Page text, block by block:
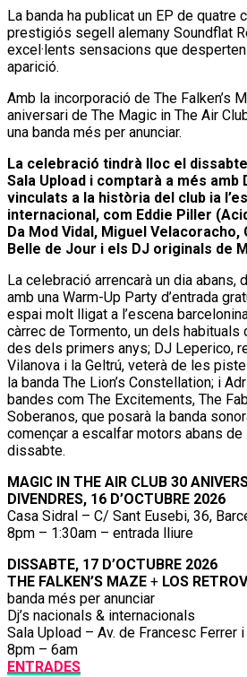
La banda ha publicat un EP de quatre
prestigiós segell alemany Soundflat
excel·lents sensacions que
aparició.
Amb la incorporació de The Falken’s
aniversari de The Magic in The Air
una banda més per anunciar.
La celebració tindrà lloc el
Sala Upload i comptarà a més
vinculats a la història del club ia
internacional, com Eddie Piller
Da Mod Vidal, Miguel
Belle de Jour i els DJ originals de
La celebració arrencarà un dia abans,
amb una Warm-Up Party d’entrada
espai molt lligat a l’escena
càrrec de Tormento, un dels
des dels primers anys; DJ Leperico,
Vilanova i la Geltrú, veterà de les
la banda The Lion’s Constellation; i
bandes com The Excitements, The
Soberanos, que posarà la banda
començar a escalfar motors abans
dissabte.
MAGIC IN THE AIR CLUB 30
DIVENDRES, 16 D’OCTUBRE 2026
Casa Sidral – C/ Sant Eusebi, 36,
8pm – 1:30am – entrada lliure
DISSABTE, 17 D’OCTUBRE 2026
THE FALKEN’S MAZE + LOS
banda més per anunciar
Dj’s nacionals & internacionals
Sala Upload – Av. de Francesc Ferrer
8pm – 6am
ENTRADES